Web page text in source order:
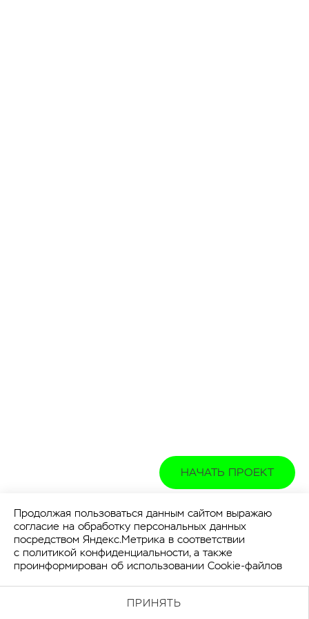
НАЧАТЬ ПРОЕКТ
Продолжая пользоваться данным сайтом выражаю
согласие на обработку персональных данных
посредством Яндекс.Метрика в соответствии
с политикой конфиденциальности, а также
проинформирован об использовании Cookie-файлов
ПРИНЯТЬ